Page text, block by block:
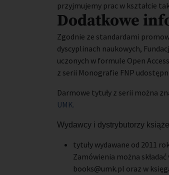
przyjmujemy prac w kształcie
Dodatkowe
Zgodnie ze standardami
dyscyplinach naukowych,
uczonych w formule Open
z serii Monografie FNP
Darmowe tytuły z serii można
UMK.
Wydawcy i dystrybutorzy
tytuły wydawane od 2011
Zamówienia można
books@umk.pl oraz w